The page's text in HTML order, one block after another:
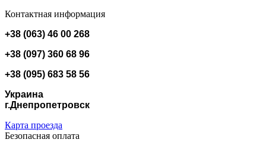
Контактная информация
+38 (063) 46 00 268
+38 (097) 360 68 96
+38 (095) 683 58 56
Украина
г.Днепропетровск
Карта проезда
Безопасная оплата